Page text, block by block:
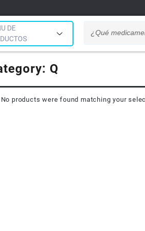
DE
Q
No products were found matching your